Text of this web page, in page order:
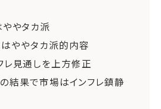
やタカ派
ややタカ派的内容
レ見通しを上方修正
結果で市場はインフレ鎮静